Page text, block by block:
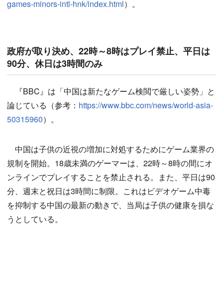
games-minors-intl-hnk/index.html）。
政府が取り決め、22時～8時はプレイ禁止、平日は
90分、休日は3時間のみ
『BBC』は「中国は新たなゲーム検閲で厳しい姿勢」と
論じている（参考： https://www.bbc.com/news/world-asia-
50315960）。
中国は子供の近視の増加に対処するためにゲーム業界の
規制を開始。18歳未満のゲーマーは、22時～8時の間にオ
ンラインでプレイすることを禁止される。また、平日は90
分、週末と祝日は3時間に制限。これはビデオゲーム中毒
を抑制する中国の最新の動きで、当局は子供の健康を損な
うとしている。